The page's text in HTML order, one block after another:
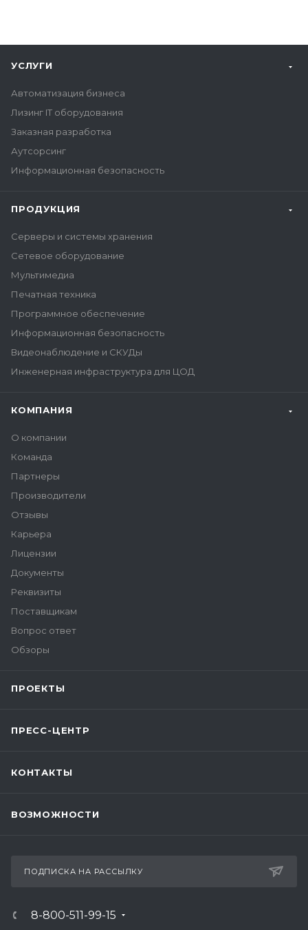
УСЛУГИ
Автоматизация бизнеса
Лизинг IT оборудования
Заказная разработка
Аутсорсинг
Информационная безопасность
ПРОДУКЦИЯ
Серверы и системы хранения
Сетевое оборудование
Мультимедиа
Печатная техника
Программное обеспечение
Информационная безопасность
Видеонаблюдение и СКУДы
Инженерная инфраструктура для ЦОД
КОМПАНИЯ
О компании
Команда
Партнеры
Производители
Отзывы
Карьера
Лицензии
Документы
Реквизиты
Поставщикам
Вопрос ответ
Обзоры
ПРОЕКТЫ
ПРЕСС-ЦЕНТР
КОНТАКТЫ
ВОЗМОЖНОСТИ
ПОДПИСКА НА РАССЫЛКУ
8-800-511-99-15